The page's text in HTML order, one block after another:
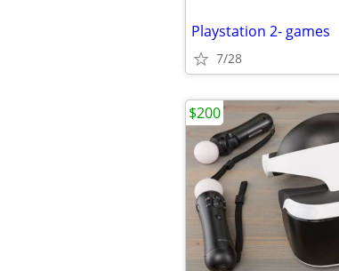
Playstation 2- games
7/28
$200